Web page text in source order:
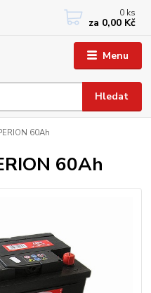
Menu
Hledat
+420 733767377
PO-PÁ: 8 - 12, 13 - 17
0 ks
za 0,00 Kč
60Ah
60Ah